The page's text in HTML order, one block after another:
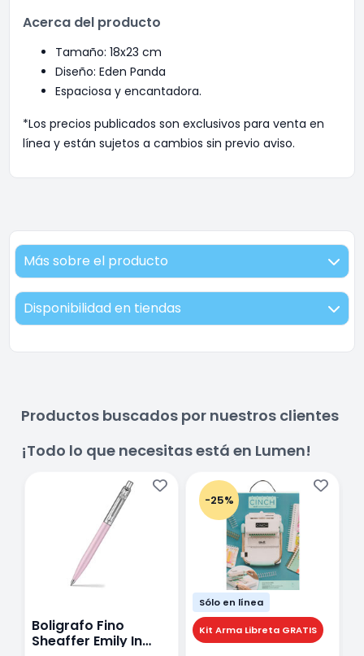
Acerca del producto
Tamaño: 18x23 cm
Diseño: Eden Panda
Espaciosa y encantadora.
*Los precios publicados son exclusivos para venta en
línea y están sujetos a cambios sin previo aviso.
Más sobre el producto
Disponibilidad en tiendas
Productos buscados por nuestros clientes
¡Todo lo que necesitas está en Lumen!
Boligrafo Fino
Sheaffer Emily In
-25%
Sólo en línea
Kit Arma Libreta GRATIS